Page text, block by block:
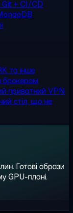
Git + CI/CD
та інше
брокером
приватний VPN
стіл, що не
Готові образи
GPU-плані.